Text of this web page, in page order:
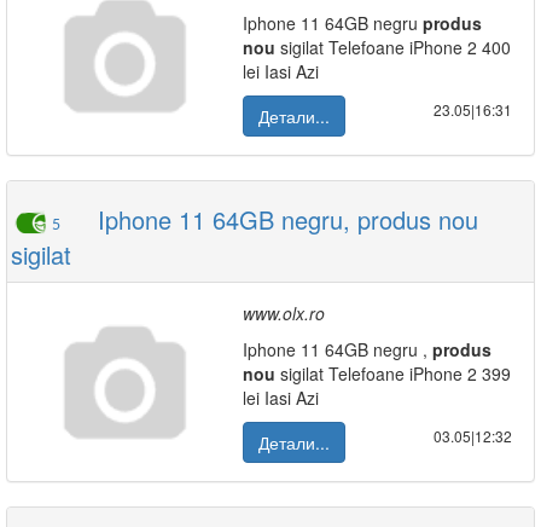
Iphone 11 64GB negru produs
nou sigilat Telefoane iPhone 2 400
lei Iasi Azi
Детали...
23.05|16:31
5
Iphone 11 64GB negru, produs nou
sigilat
www.olx.ro
Iphone 11 64GB negru , produs
nou sigilat Telefoane iPhone 2 399
lei Iasi Azi
Детали...
03.05|12:32